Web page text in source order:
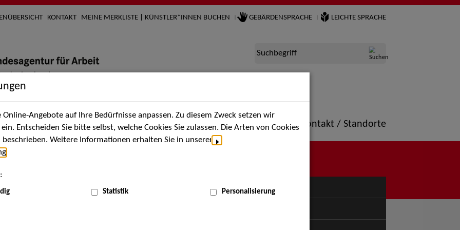
KONTAKT MEINE MERKLISTE | KÜNSTLER*INNEN BUCHEN GEBÄRDENSPRACHE LEICHTE SPRACHE
Suchbegriff
Künstler*innen Über uns Aktuelles Termine Portfolio Kontakt / Standorte
MENÜ
Angebote auf Ihre Bedürfnisse anpassen. Zu diesem Zweck setzen wir
Entscheiden Sie bitte selbst, welche Cookies Sie zulassen. Die Arten von Cookies
Weitere Informationen erhalten Sie in unserer
Statistik Personalisierung